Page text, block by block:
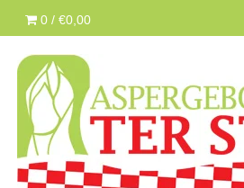
0 / €0,00